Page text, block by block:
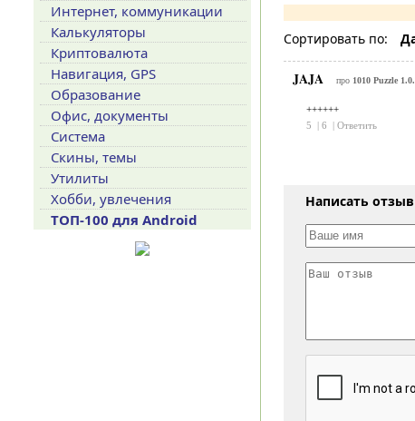
Сортировать по:
JAJA про 1010 Puzzle
++++++
5
| 6 | Ответить
Написать отзыв
Интернет, коммуникации
Калькуляторы
Криптовалюта
Навигация, GPS
Образование
Офис, документы
Система
Скины, темы
Утилиты
Хобби, увлечения
ТОП-100 для Android